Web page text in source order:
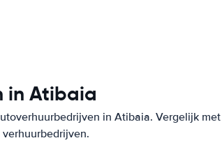
in Atibaia
in Atibaia. Vergelijk